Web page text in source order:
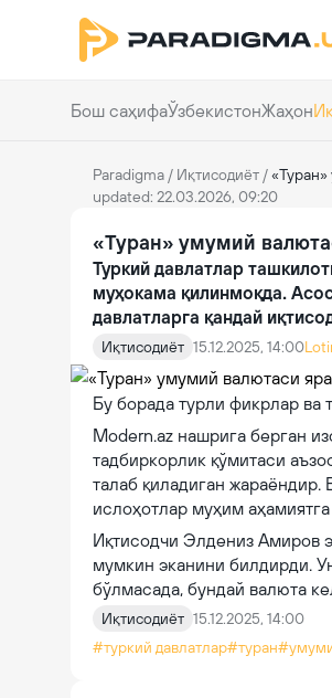
Бош саҳифаЎзбекистонЖаҳон
Paradigma / Иқтисодиёт /
updated: 22.03.2026, 09:20
«Туран» умумий
Туркий давлатлар
муҳокама қилинмоқда.
давлатларга қандай
Иқтисодиёт 15.12.2025, 14:00
Бу борада турли фикрлар ва
Modern.az нашрига берган
тадбиркорлик қўмитаси
талаб қиладиган жараёндир.
ислоҳотлар муҳим аҳамиятга
Иқтисодчи Элдениз Амиров
мумкин эканини билдирди.
бўлмасада, бундай валюта
Иқтисодиёт 15.12.2025, 14:00
#туркий давлатлар#туран